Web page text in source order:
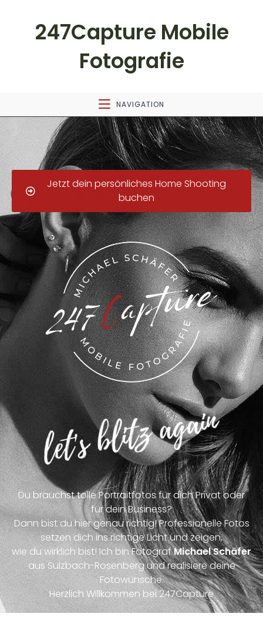
247Capture Mobile
Fotografie
NAVIGATION
Jetzt dein persönliches Home Shooting
buchen
Du brauchst tolle Portraitfotos für dich Privat oder
für dein Business?
Dann bist du hier genau richtig! Professionelle Fotos
setzen dich ins richtige Licht und zeigen,
wie du wirklich bist! Ich bin FotografMichael Schäfer
aus Sulzbach-Rosenberg und realisiere deine
Fotowünsche.
Herzlich Willkommen bei 247Capture